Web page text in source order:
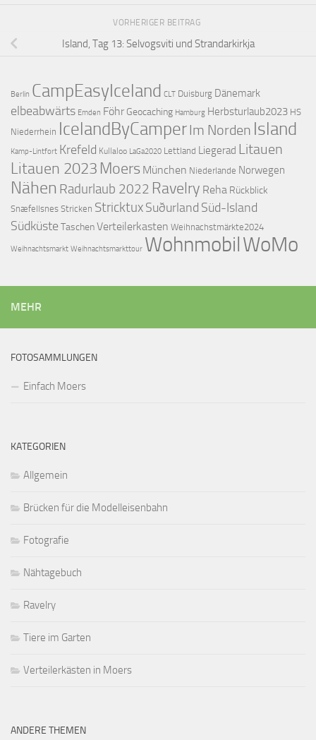
VORHERIGER BEITRAG
Island, Tag 13: Selvogsviti und Strandarkirkja
Berlin CampEasyIceland CLT Duisburg Dänemark
elbeabwärts Emden Föhr Geocaching Hamburg Herbsturlaub2023 HS
Niederrhein IcelandByCamperIm Norden Island
Kamp-Lintfort Krefeld Kullaloo LaGa2020 Lettland Liegerad Litauen
Litauen 2023 Moers München Niederlande Norwegen
Nähen Radurlaub 2022 Ravelry Reha Rückblick
Snæfellsnes Stricken StricktuxSuðurland Süd-Island
Südküste TaschenVerteilerkasten Weihnachstmärkte2024
Weihnachtsmarkt Weihnachtsmarkttour WohnmobilWoMo
MEHR
FOTOSAMMLUNGEN
Einfach Moers
KATEGORIEN
Allgemein
Brücken für die Modelleisenbahn
Fotografie
Nähtagebuch
Ravelry
Tiere im Garten
Verteilerkästen in Moers
ANDERE THEMEN